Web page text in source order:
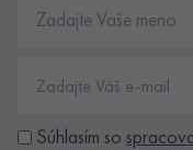
Súhlasím so